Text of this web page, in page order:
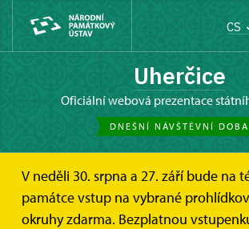
CS
Uherčice
oficiální webová prezentace
DNEŠNÍ NÁVŠTĚVNÍ DOBA
V neděli 30. srpna a 27. září bude na
památce vstup na vybrané
okruhy zdarma. Bezplatnou